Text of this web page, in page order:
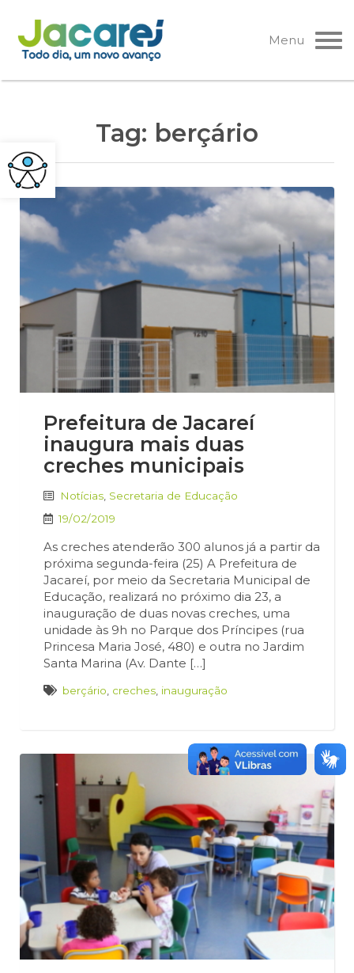
Pular
para
o
Menu
Tag: berçário
Prefeitura de Jacareí
inaugura mais duas
creches municipais
Notícias Secretaria de Educação
19/02/2019
As creches atenderão 300 alunos já a partir da
próxima segunda-feira (25) A Prefeitura de
Jacareí, por meio da Secretaria Municipal de
Educação, realizará no próximo dia 23, a
inauguração de duas novas creches, uma
unidade às 9h no Parque dos Príncipes (rua
Princesa Maria José, 480) e outra no Jardim
Santa Marina (Av. Dante […]
berçário creches inauguração